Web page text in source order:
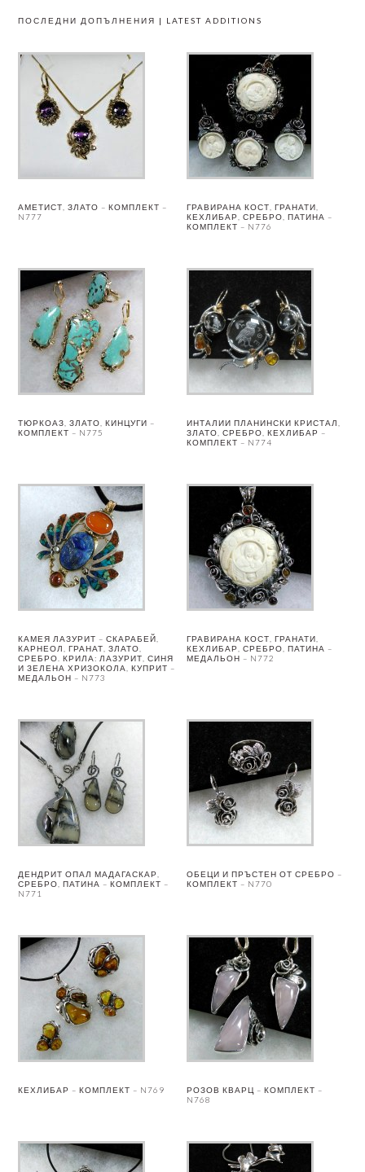
ПОСЛЕДНИ ДОПЪЛНЕНИЯ | LATEST ADDITIONS
АМЕТИСТ, ЗЛАТО – КОМПЛЕКТ –
N777
ГРАВИРАНА КОСТ, ГРАНАТИ,
КЕХЛИБАР, СРЕБРО, ПАТИНА –
КОМПЛЕКТ – N776
ТЮРКОАЗ, ЗЛАТО, КИНЦУГИ –
КОМПЛЕКТ – N775
ИНТАЛИИ ПЛАНИНСКИ КРИСТАЛ,
ЗЛАТО, СРЕБРО, КЕХЛИБАР –
КОМПЛЕКТ – N774
КАМЕЯ ЛАЗУРИТ – СКАРАБЕЙ,
КАРНЕОЛ, ГРАНАТ, ЗЛАТО,
СРЕБРО. КРИЛА: ЛАЗУРИТ, СИНЯ
И ЗЕЛЕНА ХРИЗОКОЛА, КУПРИТ –
МЕДАЛЬОН – N773
ГРАВИРАНА КОСТ, ГРАНАТИ,
КЕХЛИБАР, СРЕБРО, ПАТИНА –
МЕДАЛЬОН – N772
ДЕНДРИТ ОПАЛ МАДАГАСКАР,
СРЕБРО, ПАТИНА – КОМПЛЕКТ –
N771
ОБЕЦИ И ПРЪСТЕН ОТ СРЕБРО –
КОМПЛЕКТ – N770
КЕХЛИБАР – КОМПЛЕКТ – N769
РОЗОВ КВАРЦ – КОМПЛЕКТ –
N768